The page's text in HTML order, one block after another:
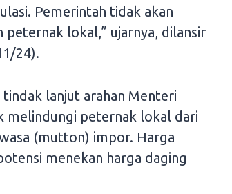
Pemerintah tidak akan
lokal,” ujarnya, dilansir
24).
lanjut arahan Menteri
melindungi peternak lokal dari
(mutton) impor. Harga
menekan harga daging